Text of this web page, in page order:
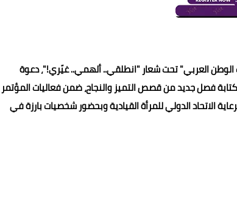
العربي" تحت شعار "انطلقي.. ألهمي.. غيّري!"، دعوة
في كتابة فصل جديد من قصص التميز والنجاح، ضمن فعاليات المؤتمر
الاتحاد الدولي للمرأة القيادية وبحضور شخصيات بارزة في